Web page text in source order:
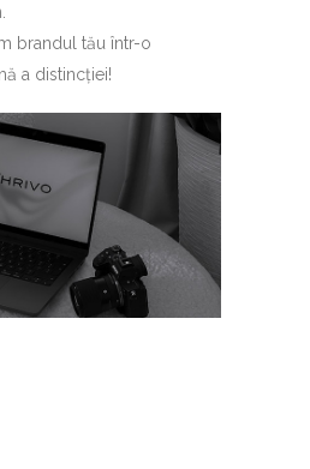
brandul tău într-o
a distincției!